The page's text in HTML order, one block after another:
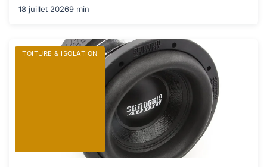
18 juillet 20269 min
TOITURE & ISOLATION